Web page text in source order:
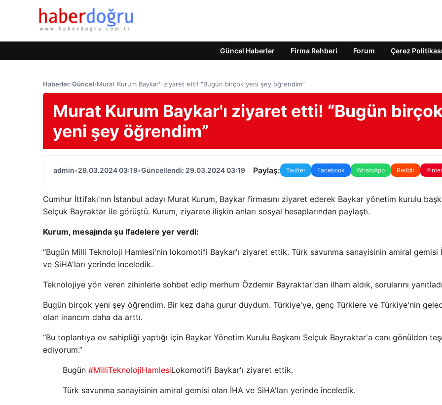
Güncel Haberler Firma Rehberi Forum Çerez Politikası
Haberler›Güncel›Murat Kurum Baykar'ı ziyaret etti! “Bugün birçok yeni şey öğrendim”
Murat Kurum Baykar'ı ziyaret etti! “Bugün birçok
yeni şey öğrendim”
admin•29.03.2024 03:19•Güncellendi: 29.03.2024 03:19 Paylaş: Twitter Facebook WhatsApp Reddit
Cumhur İttifakı'nın İstanbul adayı Murat Kurum, Baykar firmasını ziyaret ederek Baykar yönetim kurulu
Selçuk Bayraktar ile görüştü. Kurum, ziyarete ilişkin anları sosyal hesaplarından paylaştı.
Kurum, mesajında ​​şu ifadelere yer verdi:
“Bugün Milli Teknoloji Hamlesi'nin lokomotifi Baykar'ı ziyaret ettik. Türk savunma sanayisinin amiral gemisi
ve SiHA'ları yerinde inceledik.
Teknolojiye yön veren zihinlerle sohbet edip merhum Özdemir Bayraktar'dan ilham aldık, sorularını
Bugün birçok yeni şey öğrendim. Bir kez daha gurur duydum. Türkiye'ye, genç Türklere ve Türkiye'nin
olan inancım daha da arttı.
“Bu toplantıya ev sahipliği yaptığı için Baykar Yönetim Kurulu Başkanı Selçuk Bayraktar'a canı gönülden
ediyorum.”
Bugün #MilliTeknolojiHamlesiLokomotifi Baykar'ı ziyaret ettik.
Türk savunma sanayisinin amiral gemisi olan İHA ve SiHA'ları yerinde inceledik.